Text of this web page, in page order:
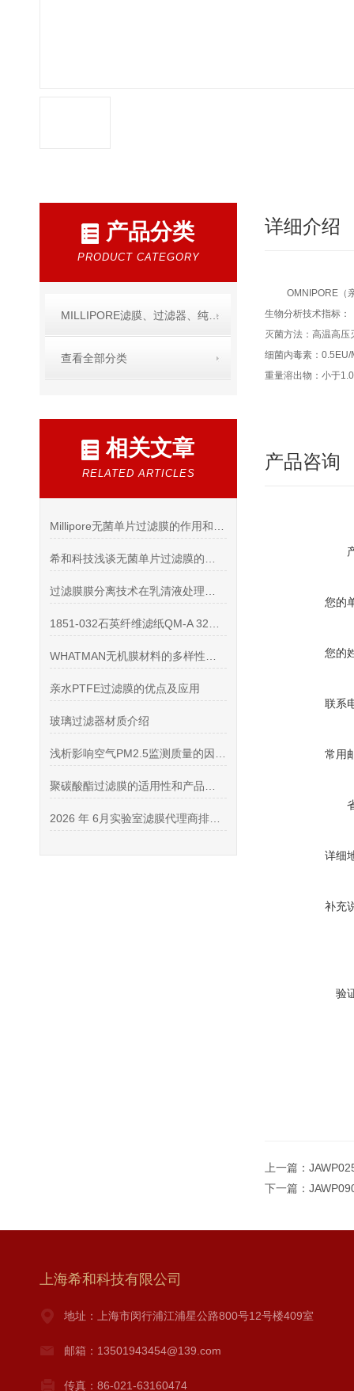
产品分类
PRODUCT CATEGORY
MILLIPORE滤膜、过滤器、纯水产品
查看全部分类
相关文章
RELATED ARTICLES
亲水PTFE过滤膜的优点及应用
玻璃过滤器材质介绍
详细介绍
OMNIPORE（
生物分析技术指标：
灭菌方法：高温高
细菌内毒素：0.5EU/
重量溶出物：小于
产品咨询
您的
您的
联系
常用
详细
补充
验
上一篇：
下一篇：
上海希和科技有限公司
地址：上海市闵行浦江浦星公路800号12号楼409室
邮箱：13501943454@139.com
传真：86-021-63160474